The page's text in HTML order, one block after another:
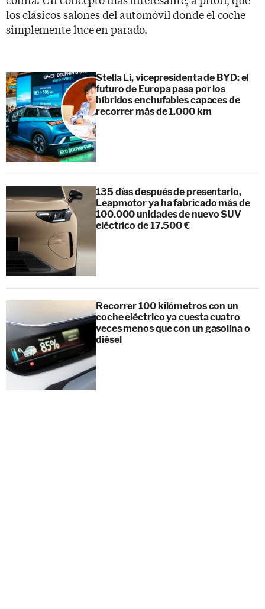
los clásicos salones del automóvil donde el coche
simplemente luce en parado.
Stella Li, vicepresidenta de BYD: el
futuro de Europa pasa por los
híbridos enchufables capaces de
recorrer más de 1.000 km
135 días después de presentarlo,
Leapmotor ya ha fabricado más de
100.000 unidades de nuevo SUV
eléctrico de 17.500 €
Recorrer 100 kilómetros con un
coche eléctrico ya cuesta cuatro
veces menos que con un gasolina o
diésel